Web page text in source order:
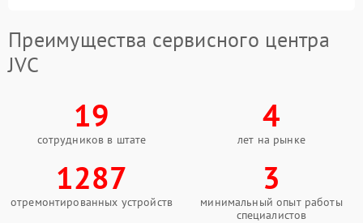
Преимущества сервисного центра
JVC
19
сотрудников в штате
4
лет на рынке
1287
отремонтированных устройств
3
минимальный опыт работы
специалистов